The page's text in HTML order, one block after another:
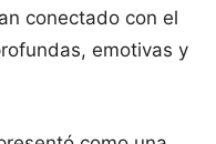
conectado con el
emotivas y